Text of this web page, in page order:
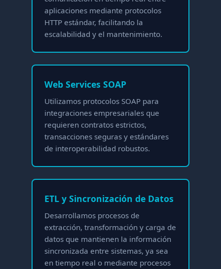
aplicaciones mediante protocolos
HTTP estándar, facilitando la
escalabilidad y el mantenimiento.
Web Services SOAP
Utilizamos protocolos SOAP para
integraciones empresariales que
requieren contratos estrictos,
transacciones seguras y estándares
de interoperabilidad robustos.
ETL y Sincronización de Datos
Desarrollamos procesos de
extracción, transformación y carga de
datos que mantienen la información
sincronizada entre sistemas, ya sea
en tiempo real o mediante procesos